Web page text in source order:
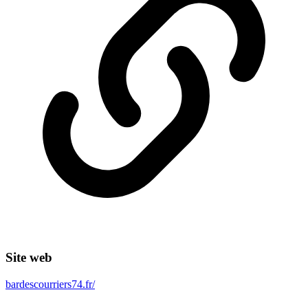
Site web
bardescourriers74.fr/